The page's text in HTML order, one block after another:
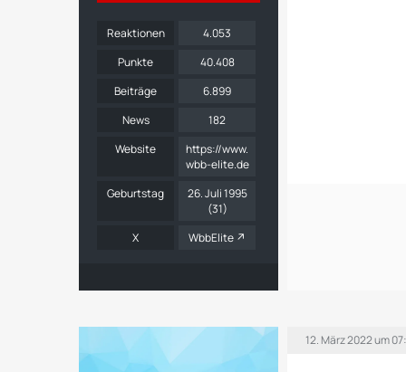
Reaktionen
4.053
Punkte
40.408
Beiträge
6.899
News
182
Website
https://www.
wbb-elite.de
Geburtstag
26. Juli 1995
(31)
X
WbbElite
12. März 2022 um